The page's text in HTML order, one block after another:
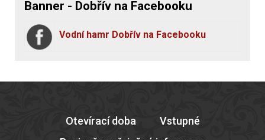
Banner - Dobřív na Facebooku
Vodní hamr Dobřív na Facebooku
Otevírací doba
Vstupné